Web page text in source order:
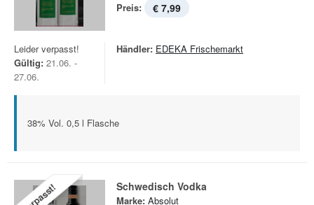
Preis: € 7,99
Leider verpasst!
Gültig: 21.06. -
27.06.
Händler: EDEKA Frischemarkt
38% Vol. 0,5 l Flasche
Schwedisch Vodka
Marke: Absolut